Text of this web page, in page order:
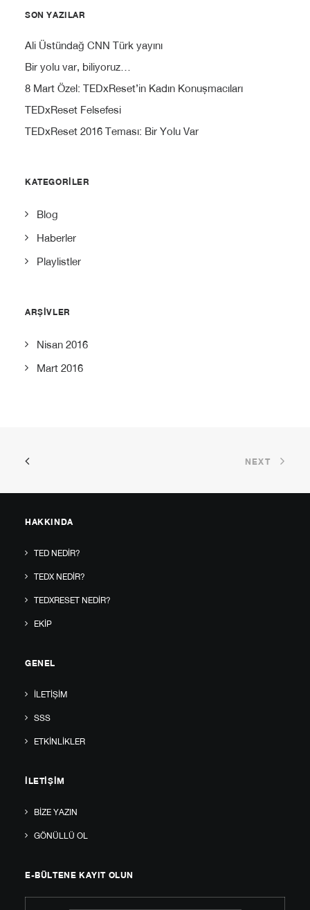
SON YAZILAR
Ali Üstündağ CNN Türk yayını
Bir yolu var, biliyoruz…
8 Mart Özel: TEDxReset’in Kadın Konuşmacıları
TEDxReset Felsefesi
TEDxReset 2016 Teması: Bir Yolu Var
KATEGORILER
Blog
Haberler
Playlistler
ARŞIVLER
Nisan 2016
Mart 2016
NEXT
HAKKINDA
TED NEDIR?
TEDX NEDIR?
TEDXRESET NEDIR?
EKIP
GENEL
İLETIŞIM
SSS
ETKINLIKLER
İLETIŞIM
BIZE YAZIN
GÖNÜLLÜ OL
E-BÜLTENE KAYIT OLUN